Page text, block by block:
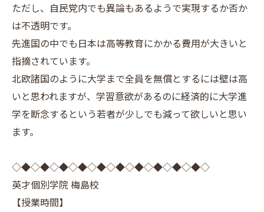
ただし、自民党内でも異論もあるようで実現するか否か
は不透明です。
先進国の中でも日本は高等教育にかかる費用が大きいと
指摘されています。
北欧諸国のように大学まで全員を無償とするには壁は高
いと思われますが、学習意欲があるのに経済的に大学進
学を断念するという若者が少しでも減って欲しいと思い
ます。
◇◆◇◆◇◆◇◆◇◆◇◆◇◆◇◆◇◆◇◆◇
英才個別学院 梅島校
【授業時間】